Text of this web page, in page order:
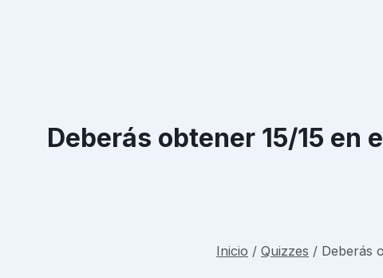
Deberás obtener 15/15
Inicio / Quizzes / Deberás